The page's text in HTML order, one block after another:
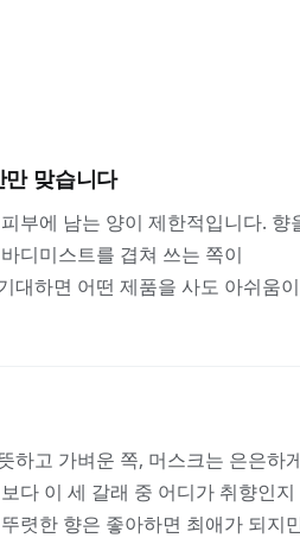
맞습니다
부에 남는 양이 제한적입니다. 향
디미스트를 겹쳐 쓰는 쪽이
대하면 어떤 제품을 사도 아쉬움이
하고 가벼운 쪽, 머스크는 은은하
다 이 세 갈래 중 어디가 취향인지
렷한 향은 좋아하면 최애가 되지